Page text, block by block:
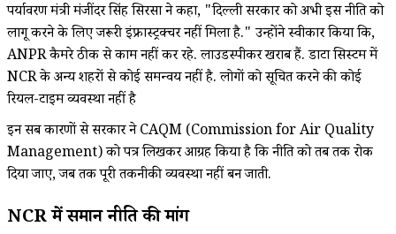
पर्यावरण मंत्री मंजींदर सिंह सिरसा ने कहा, "दिल्ली सरकार को अभी इस नीति को
लागू करने के लिए जरूरी इंफ्रास्ट्रक्चर नहीं मिला है." उन्होंने स्वीकार किया कि,
ANPR कैमरे ठीक से काम नहीं कर रहे. लाउडस्पीकर खराब हैं. डाटा सिस्टम में
NCR के अन्य शहरों से कोई समन्वय नहीं है. लोगों को सूचित करने की कोई
रियल-टाइम व्यवस्था नहीं है
इन सब कारणों से सरकार ने CAQM (Commission for Air Quality
Management) को पत्र लिखकर आग्रह किया है कि नीति को तब तक रोक
दिया जाए, जब तक पूरी तकनीकी व्यवस्था नहीं बन जाती.
NCR में समान नीति की मांग